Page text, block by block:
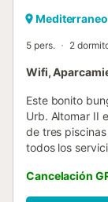
5 pers. 2
Wifi,
Este bonito
Urb. Altomar II
de tres
todos los
también de
Gran Alacant y
Cancelación